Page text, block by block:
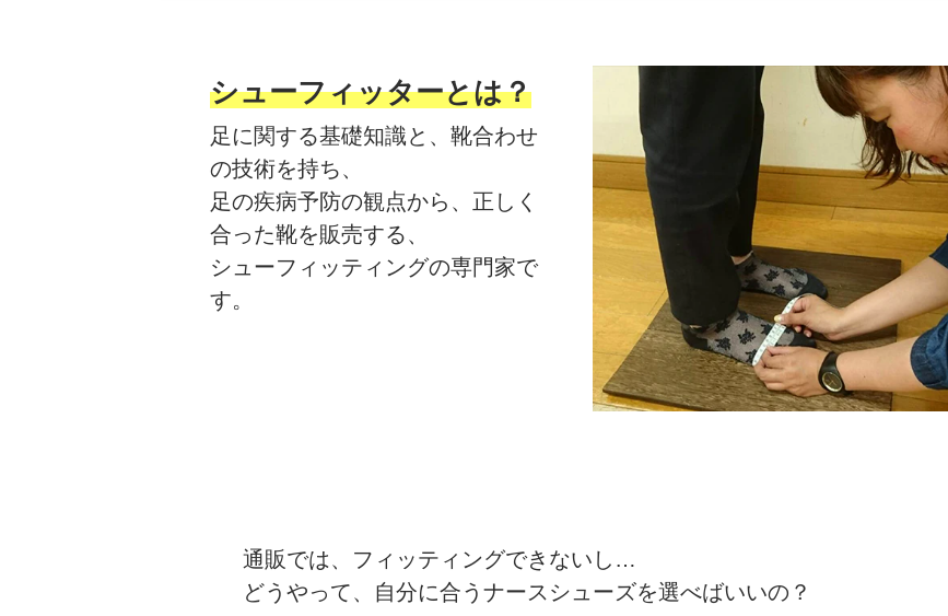
シューフィッターとは？
足に関する基礎知識と、靴合わせ
の技術を持ち、
足の疾病予防の観点から、正しく
合った靴を販売する、
シューフィッティングの専門家で
す。
通販では、フィッティングできないし…
どうやって、自分に合うナースシューズを選べばいいの？